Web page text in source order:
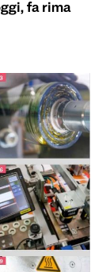
fa rima